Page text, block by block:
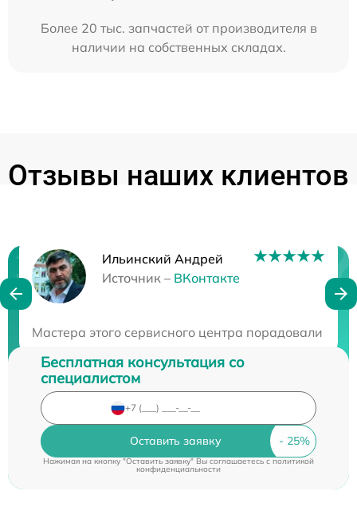
Более 20 тыс. запчастей от производителя в
наличии на собственных складах.
Отзывы наших клиентов
Ильинский Андрей
Источник – ВКонтакте
Мастера этого сервисного центра порадовали
Нужна консультация?
Бесплатная консультация со
специалистом
Оставить заявку
Нажимая на кнопку "Оставить заявку" Вы соглашаетесь cполитикой
конфиденциальности